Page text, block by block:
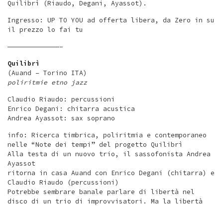
Quilibrì (Riaudo, Degani, Ayassot).
Ingresso: UP TO YOU ad offerta libera, da Zero in su
il prezzo lo fai tu
—————————————–
Quilibrì
(Auand – Torino ITA)
poliritmie etno jazz
Claudio Riaudo: percussioni
Enrico Degani: chitarra acustica
Andrea Ayassot: sax soprano
info: Ricerca timbrica, poliritmia e contemporaneo
nelle “Note dei tempi” del progetto Quilibrì
Alla testa di un nuovo trio, il sassofonista Andrea
Ayassot
ritorna in casa Auand con Enrico Degani (chitarra) e
Claudio Riaudo (percussioni)
Potrebbe sembrare banale parlare di libertà nel
disco di un trio di improvvisatori. Ma la libertà